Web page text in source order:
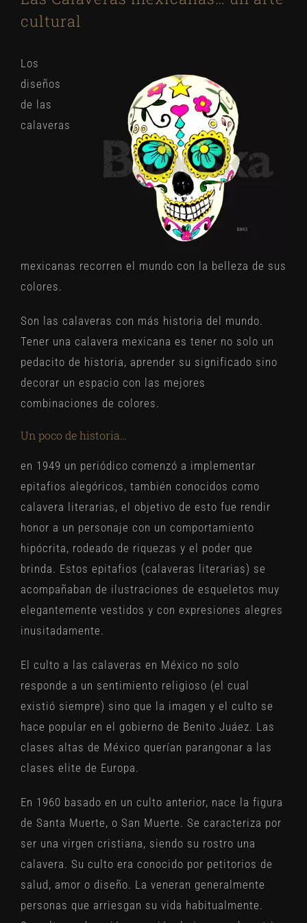
cultural
Los
diseños
de las
calaveras
mexicanas recorren el mundo con la belleza de sus
colores.
Son las calaveras con más historia del mundo.
Tener una calavera mexicana es tener no solo un
pedacito de historia, aprender su significado sino
decorar un espacio con las mejores
combinaciones de colores.
Un poco de historia…
en 1949 un periódico comenzó a implementar
epitafios alegóricos, también conocidos como
calavera literarias, el objetivo de esto fue rendir
honor a un personaje con un comportamiento
hipócrita, rodeado de riquezas y el poder que
brinda. Estos epitafios (calaveras literarias) se
acompañaban de ilustraciones de esqueletos muy
elegantemente vestidos y con expresiones alegres
inusitadamente.
El culto a las calaveras en México no solo
responde a un sentimiento religioso (el cual
existió siempre) sino que la imagen y el culto se
hace popular en el gobierno de Benito Juáez. Las
clases altas de México querían parangonar a las
clases elite de Europa.
En 1960 basado en un culto anterior, nace la figura
de Santa Muerte, o San Muerte. Se caracteriza por
ser una virgen cristiana, siendo su rostro una
calavera. Su culto era conocido por petitorios de
salud, amor o diseño. La veneran generalmente
personas que arriesgan su vida habitualmente.